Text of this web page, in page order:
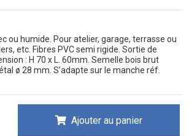
ou humide. Pour atelier, garage, terrasse ou
etc. Fibres PVC semi rigide. Sortie de
: H 70 x L. 60mm. Semelle bois brut
ø 28 mm. S’adapte sur le manche réf.
Ajouter au panier